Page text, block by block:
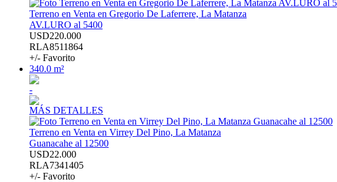
Terreno en Venta en Gregorio De Laferrere, La Matanza
AV.LURO al 5400
USD220.000
RLA8511864
+/- Favorito
340.0 m²
-
MÁS DETALLES
Terreno en Venta en Virrey Del Pino, La Matanza
Guanacahe al 12500
USD22.000
RLA7341405
+/- Favorito